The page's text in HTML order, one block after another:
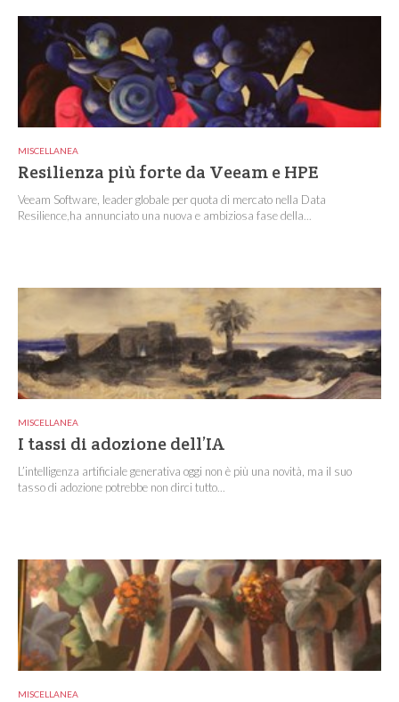
MISCELLANEA
Resilienza più forte da Veeam e HPE
Veeam Software, leader globale per quota di mercato nella Data
Resilience,ha annunciato una nuova e ambiziosa fase della...
MISCELLANEA
I tassi di adozione dell’IA
L’intelligenza artificiale generativa oggi non è più una novità, ma il suo
tasso di adozione potrebbe non dirci tutto...
MISCELLANEA